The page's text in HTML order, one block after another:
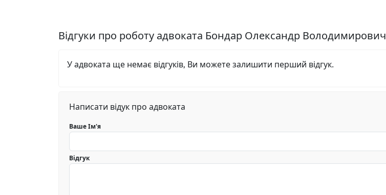
Відгуки про роботу адвоката Бондар Олександр Володимирович
У адвоката ще немає відгуків, Ви можете залишити перший відгук.
Написати відук про адвоката
Ваше Ім'я
Відгук